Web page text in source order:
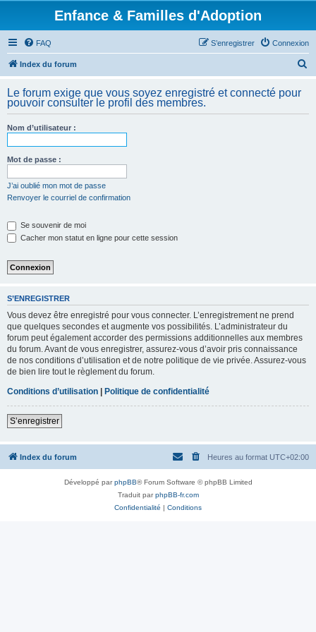
Enfance & Familles d'Adoption
FAQ Connexion
S’enregistrer
Index du forum
h
Le forum exige que vous soyez enregistré et connecté pour
pouvoir consulter le profil des membres.
Nom d’utilisateur :
Mot de passe :
J’ai oublié mon mot de passe
Renvoyer le courriel de confirmation
Se souvenir de moi
Cacher mon statut en ligne pour cette session
S’ENREGISTRER
Vous devez être enregistré pour vous connecter. L’enregistrement ne prend
que quelques secondes et augmente vos possibilités. L’administrateur du
forum peut également accorder des permissions additionnelles aux membres
du forum. Avant de vous enregistrer, assurez-vous d’avoir pris connaissance
de nos conditions d’utilisation et de notre politique de vie privée. Assurez-vous
de bien lire tout le règlement du forum.
Conditions d’utilisation | Politique de confidentialité
S’enregistrer
Index du forum Heures au format UTC+02:00
Développé parphpBB® Forum Software © phpBB Limited
Traduit parphpBB-fr.com
Confidentialité | Conditions